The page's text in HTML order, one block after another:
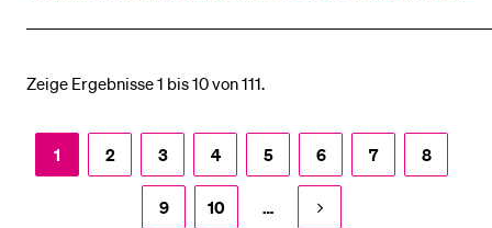
Zeige Ergebnisse 1 bis 10 von 111.
1 2 3 4 5 6 7 8
9 10 …